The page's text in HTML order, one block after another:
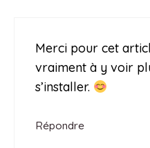
Merci pour cet
vraiment à y voir
s’installer.
Répondre